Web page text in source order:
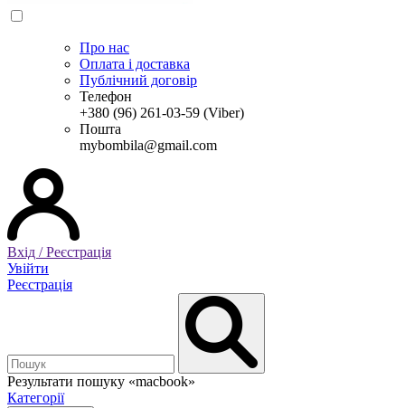
Про нас
Оплата і доставка
Публічний договір
Телефон
+380 (96) 261-03-59 (Viber)
Пошта
mybombila@gmail.com
Вхід / Реєстрація
Увійти
Реєстрація
Результати пошуку «macbook»
Категорії